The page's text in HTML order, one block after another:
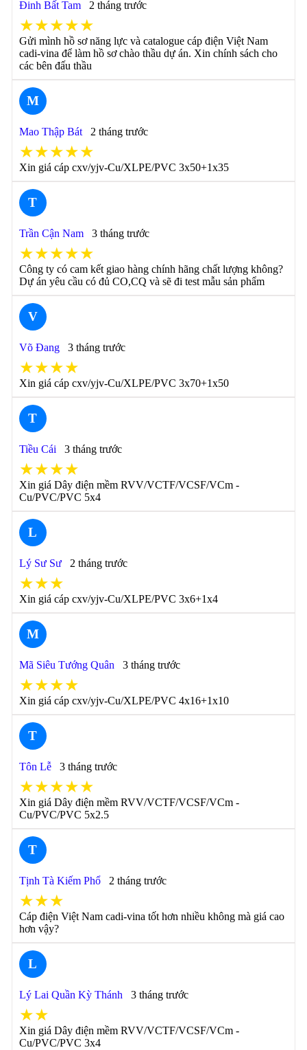
Đinh Bất Tam 2 tháng trước
★★★★★
Gửi mình hồ sơ năng lực và catalogue cáp điện Việt Nam
cadi-vina để làm hồ sơ chào thầu dự án. Xin chính sách cho
các bên đấu thầu
M
Mao Thập Bát 2 tháng trước
★★★★★
Xin giá cáp cxv/yjv-Cu/XLPE/PVC 3x50+1x35
T
Trần Cận Nam 3 tháng trước
★★★★★
Công ty có cam kết giao hàng chính hãng chất lượng không?
Dự án yêu cầu có đủ CO,CQ và sẽ đi test mẫu sản phẩm
V
Võ Đang 3 tháng trước
★★★★
Xin giá cáp cxv/yjv-Cu/XLPE/PVC 3x70+1x50
T
Tiều Cái 3 tháng trước
★★★★
Xin giá Dây điện mềm RVV/VCTF/VCSF/VCm -
Cu/PVC/PVC 5x4
L
Lý Sư Sư 2 tháng trước
★★★
Xin giá cáp cxv/yjv-Cu/XLPE/PVC 3x6+1x4
M
Mã Siêu Tướng Quân 3 tháng trước
★★★★
Xin giá cáp cxv/yjv-Cu/XLPE/PVC 4x16+1x10
T
Tôn Lễ 3 tháng trước
★★★★★
Xin giá Dây điện mềm RVV/VCTF/VCSF/VCm -
Cu/PVC/PVC 5x2.5
T
Tịnh Tà Kiếm Phổ 2 tháng trước
★★★
Cáp điện Việt Nam cadi-vina tốt hơn nhiều không mà giá cao
hơn vậy?
L
Lý Lai Quần Kỳ Thánh 3 tháng trước
★★
Xin giá Dây điện mềm RVV/VCTF/VCSF/VCm -
Cu/PVC/PVC 3x4